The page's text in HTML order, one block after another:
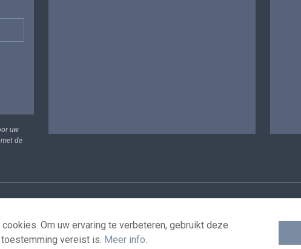
uw
de
Om uw ervaring te verbeteren, gebruikt deze
vereist is. Meer info.